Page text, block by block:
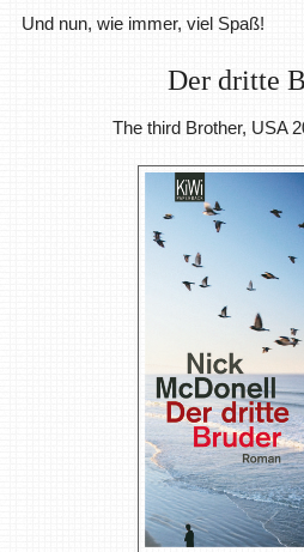
Und nun, wie immer, viel Spaß!
Der dritte
The third Brother, USA